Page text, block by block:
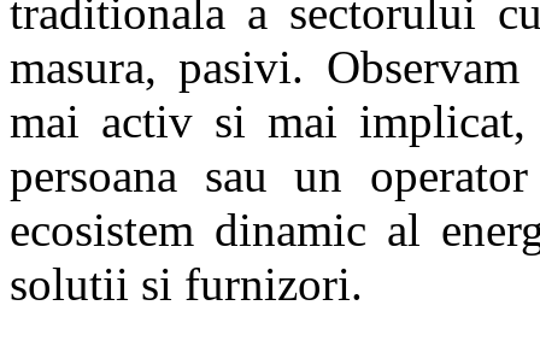
traditionala a sectorului
masura, pasivi.
mai activ si mai implicat,
persoana sau un
ecosistem dinamic al
solutii si furnizori.